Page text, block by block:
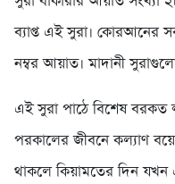
ব্যাপ্ত এই সুরা।
নম্বর আয়াত। মাদানী
এই সুরা পাঠে বিশেষ বরকত
পরকালের জীবনে কল্যাণ
থাকলে কিয়ামতের দিন